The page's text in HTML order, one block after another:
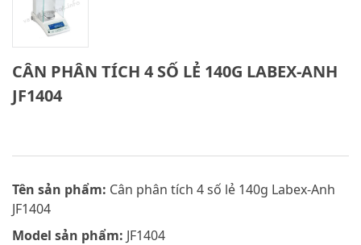
CÂN PHÂN TÍCH 4 SỐ LẺ 140G LABEX-ANH
JF1404
Tên sản phẩm: Cân phân tích 4 số lẻ 140g Labex-Anh
JF1404
Model sản phẩm: JF1404